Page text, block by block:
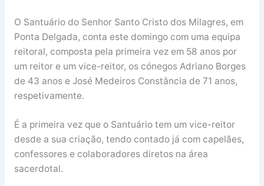
O Santuário do Senhor Santo Cristo dos Milagres, em
Ponta Delgada, conta este domingo com uma equipa
reitoral, composta pela primeira vez em 58 anos por
um reitor e um vice-reitor, os cónegos Adriano Borges
de 43 anos e José Medeiros Constância de 71 anos,
respetivamente.
É a primeira vez que o Santuário tem um vice-reitor
desde a sua criação, tendo contado já com capelães,
confessores e colaboradores diretos na área
sacerdotal.